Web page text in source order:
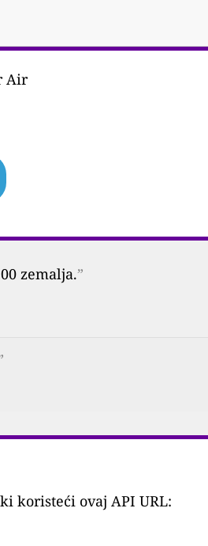
Air
zemalja.”
koristeći ovaj API URL: